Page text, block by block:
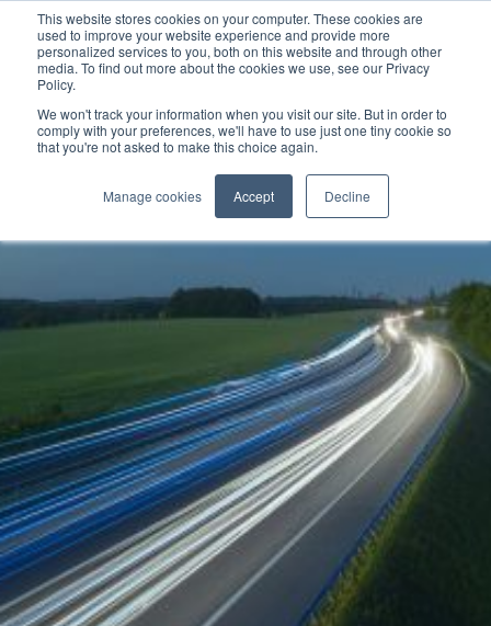
This website stores cookies on your computer. These cookies are
used to improve your website experience and provide more
personalized services to you, both on this website and through other
media. To find out more about the cookies we use, see our Privacy
Policy.
We won't track your information when you visit our site. But in order to
comply with your preferences, we'll have to use just one tiny cookie so
that you're not asked to make this choice again.
Manage cookies Accept Decline